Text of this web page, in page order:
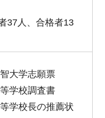
37人、合格者13
智大学志願票
学校調査書
学校長の推薦状